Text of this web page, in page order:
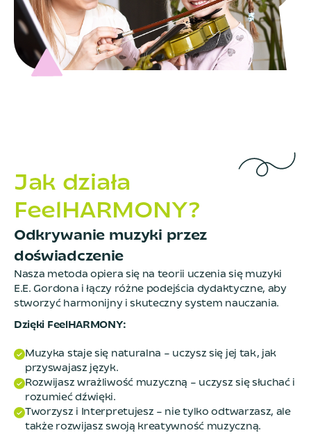
Jak działa
FeelHARMONY?
Odkrywanie muzyki przez
doświadczenie
Nasza metoda opiera się na teorii uczenia się muzyki
E.E. Gordona i łączy różne podejścia dydaktyczne, aby
stworzyć harmonijny i skuteczny system nauczania.
Dzięki FeelHARMONY:
Muzyka staje się naturalna – uczysz się jej tak, jak
przyswajasz język.
Rozwijasz wrażliwość muzyczną – uczysz się słuchać i
rozumieć dźwięki.
Tworzysz i Interpretujesz – nie tylko odtwarzasz, ale
także rozwijasz swoją kreatywność muzyczną.